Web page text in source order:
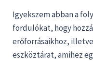
Igyekszem abban a
fordulókat, hogy
erőforrásaikhoz,
eszköztárat, amihez